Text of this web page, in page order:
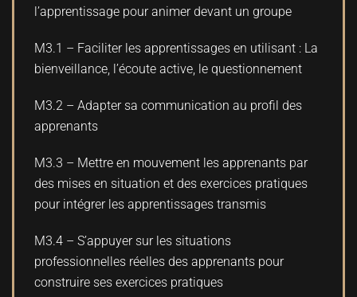
l’apprentissage pour animer devant un groupe
M3.1 – Faciliter les apprentissages en utilisant : La
bienveillance, l’écoute active, le questionnement
M3.2 – Adapter sa communication au profil des
apprenants
M3.3 – Mettre en mouvement les apprenants par
des mises en situation et des exercices pratiques
pour intégrer les apprentissages transmis
M3.4 – S’appuyer sur les situations
professionnelles réelles des apprenants pour
construire ses exercices pratiques